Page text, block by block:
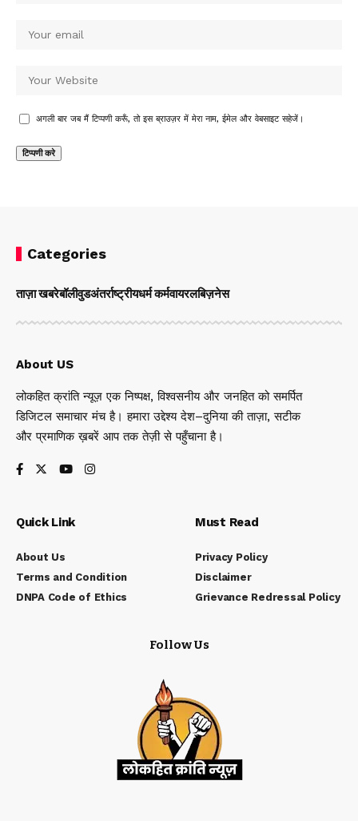
अगली बार जब मैं टिप्पणी करूँ, तो इस ब्राउज़र में मेरा नाम, ईमेल और वेबसाइट सहेजें।
Categories
ताज़ा खबरेबॉलीवुडअंतर्राष्ट्रीयधर्म कर्मवायरलबिज़नेस
About US
लोकहित क्रांति न्यूज़ एक निष्पक्ष, विश्वसनीय और जनहित को समर्पित
डिजिटल समाचार मंच है। हमारा उद्देश्य देश–दुनिया की ताज़ा, सटीक
और प्रमाणिक ख़बरें आप तक तेज़ी से पहुँचाना है।
Quick Link
About Us
Terms and Condition
DNPA Code of Ethics
Must Read
Privacy Policy
Disclaimer
Grievance Redressal Policy
Follow Us